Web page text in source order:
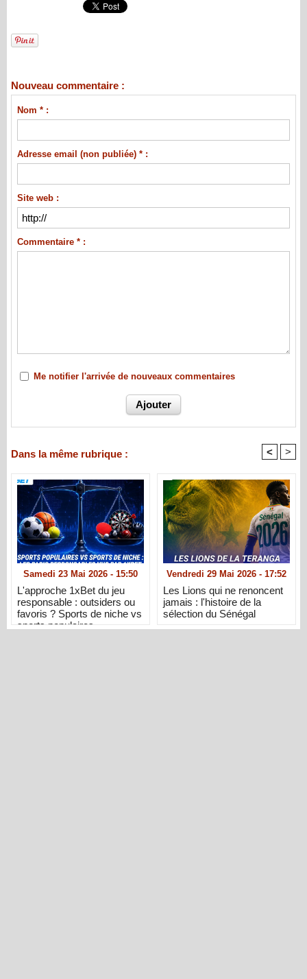
Nouveau commentaire :
Nom * :
Adresse email (non publiée) * :
Site web :
Commentaire * :
Me notifier l'arrivée de nouveaux commentaires
Dans la même rubrique : < >
Samedi 23 Mai 2026 - 15:50
L'approche 1xBet du jeu
responsable : outsiders ou
favoris ? Sports de niche vs
sports populaires
Vendredi 29 Mai 2026 - 17:52
Les Lions qui ne renoncent
jamais : l'histoire de la
sélection du Sénégal